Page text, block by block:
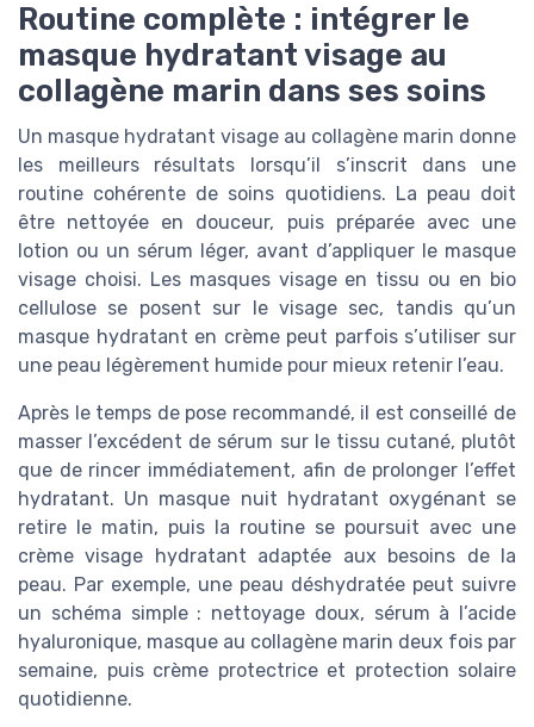
Routine complète : intégrer le
masque hydratant visage au
collagène marin dans ses soins
Un masque hydratant visage au collagène marin donne
les meilleurs résultats lorsqu’il s’inscrit dans une
routine cohérente de soins quotidiens. La peau doit
être nettoyée en douceur, puis préparée avec une
lotion ou un sérum léger, avant d’appliquer le masque
visage choisi. Les masques visage en tissu ou en bio
cellulose se posent sur le visage sec, tandis qu’un
masque hydratant en crème peut parfois s’utiliser sur
une peau légèrement humide pour mieux retenir l’eau.
Après le temps de pose recommandé, il est conseillé de
masser l’excédent de sérum sur le tissu cutané, plutôt
que de rincer immédiatement, afin de prolonger l’effet
hydratant. Un masque nuit hydratant oxygénant se
retire le matin, puis la routine se poursuit avec une
crème visage hydratant adaptée aux besoins de la
peau. Par exemple, une peau déshydratée peut suivre
un schéma simple : nettoyage doux, sérum à l’acide
hyaluronique, masque au collagène marin deux fois par
semaine, puis crème protectrice et protection solaire
quotidienne.